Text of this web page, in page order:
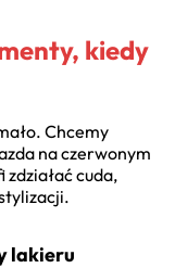
kiedy
Chcemy
na czerwonym
cuda,
lakieru